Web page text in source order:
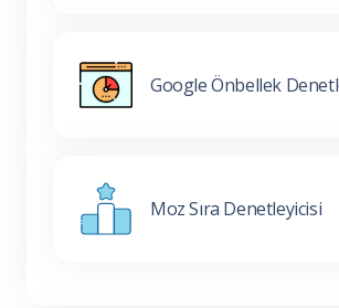
Google Önbellek
Moz Sıra Denetleyicisi